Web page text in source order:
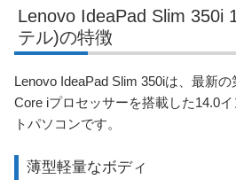
Lenovo IdeaPad Slim 350i
テル)の特徴
Lenovo IdeaPad Slim 350iは、最新
Core iプロセッサーを搭載した14.0
トパソコンです。
薄型軽量なボディ